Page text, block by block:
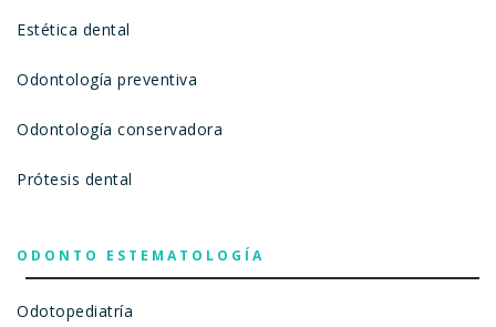
Estética dental
Odontología preventiva
Odontología conservadora
Prótesis dental
ODONTO ESTEMATOLOGÍA
Odotopediatría